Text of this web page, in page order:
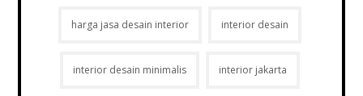
harga jasa desain interior interior desain
interior desain minimalis interior jakarta